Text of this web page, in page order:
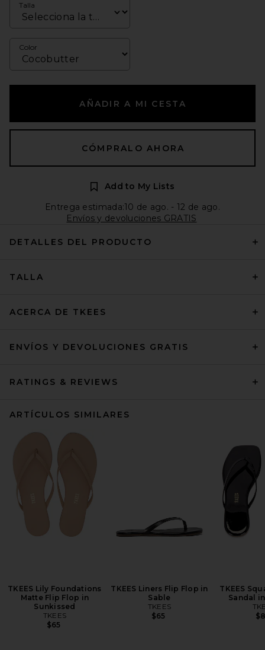
Talla
Color
AÑADIR A MI CESTA
CÓMPRALO AHORA
Add to My Lists
Entrega estimada:10 de ago. - 12 de ago.
Envíos y devoluciones GRATIS
DETALLES DEL PRODUCTO
TALLA
ACERCA DE TKEES
ENVÍOS Y DEVOLUCIONES GRATIS
RATINGS & REVIEWS
ARTÍCULOS SIMILARES
TKEES Lily Foundations
Matte Flip Flop in
Sunkissed
TKEES
$65
TKEES Liners Flip Flop in
Sable
TKEES
$65
TKEES
Sandal